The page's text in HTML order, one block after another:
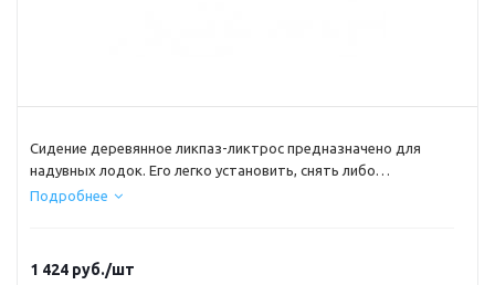
Сидение деревянное ликпаз-ликтрос предназначено для
надувных лодок. Его легко установить, снять либо
передвинуть, чтобы рационально организовать
Подробнее
1 424 руб./шт